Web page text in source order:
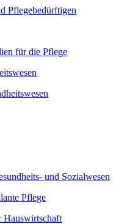
Pflegebedürftigen
für die Pflege
und Sozialwesen
Pflege
Hauswirtschaft